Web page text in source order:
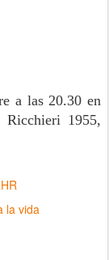
a las 20.30 en
1955,
HR
la vida